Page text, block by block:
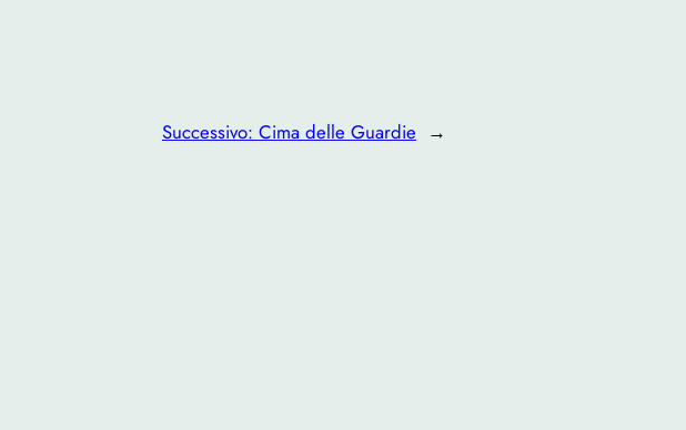
Successivo: Cima delle Guardie →